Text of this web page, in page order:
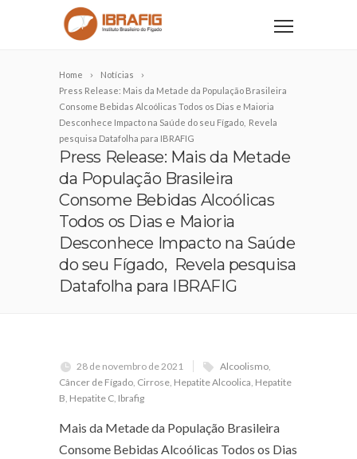
Home
Notícias
Press Release: Mais da Metade da População Brasileira
Consome Bebidas Alcoólicas Todos os Dias e Maioria
Desconhece Impacto na Saúde do seu Fígado, Revela
pesquisa Datafolha para IBRAFIG
Press Release: Mais da Metade
da População Brasileira
Consome Bebidas Alcoólicas
Todos os Dias e Maioria
Desconhece Impacto na Saúde
do seu Fígado, Revela pesquisa
Datafolha para IBRAFIG
28 de novembro de 2021 Alcoolismo,
Câncer de Fígado, Cirrose, Hepatite Alcoolica, Hepatite
B, Hepatite C, Ibrafig
Mais da Metade da População Brasileira
Consome Bebidas Alcoólicas Todos os Dias